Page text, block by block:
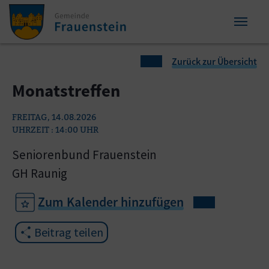
Zum Inhalt springen
Zum Seitenende springen
Zurück zur Übersicht
Monatstreffen
FREITAG, 14.08.2026
UHRZEIT : 14:00 UHR
Seniorenbund Frauenstein
GH Raunig
Zum Kalender hinzufügen
Beitrag teilen